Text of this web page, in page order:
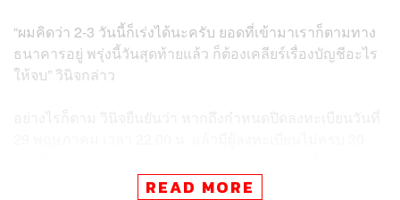
“ผมคิดว่า 2-3 วันนี้ก็เร่งได้นะครับ ยอดที่เข้ามาเราก็ตามทาง
ธนาคารอยู่ พรุ่งนี้วันสุดท้ายแล้ว ก็ต้องเคลียร์เรื่องบัญชีอะไร
ให้จบ” วินิจกล่าว
ผ่านการลงทะเบียนสำเร็จตามจริงเป็นเกณฑ์สุดท้าย
READ MORE